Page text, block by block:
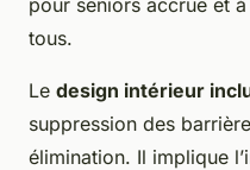
tous.
Le design intérieur
suppression des
élimination. Il implique